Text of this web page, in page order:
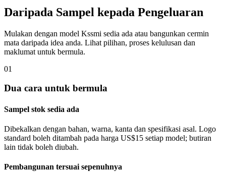
Daripada Sampel kepada Pengeluaran
Mulakan dengan model Kssmi sedia ada atau bangunkan cermin
mata daripada idea anda. Lihat pilihan, proses kelulusan dan
maklumat untuk bermula.
01
Dua cara untuk bermula
Sampel stok sedia ada
Dibekalkan dengan bahan, warna, kanta dan spesifikasi asal. Logo
standard boleh ditambah pada harga US$15 setiap model; butiran
lain tidak boleh diubah.
Pembangunan tersuai sepenuhnya